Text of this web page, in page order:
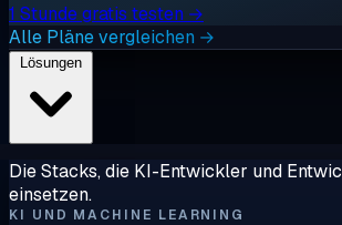
1 Stunde gratis testen →
Alle Pläne vergleichen →
Die Stacks, die KI-Entwickler und
einsetzen.
KI UND MACHINE LEARNING